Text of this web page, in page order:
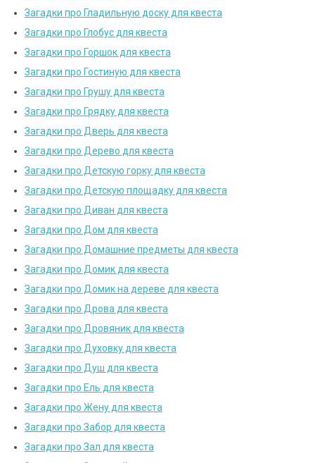
Загадки про Гладильную доску для квеста
Загадки про Глобус для квеста
Загадки про Горшок для квеста
Загадки про Гостиную для квеста
Загадки про Грушу для квеста
Загадки про Грядку для квеста
Загадки про Дверь для квеста
Загадки про Дерево для квеста
Загадки про Детскую горку для квеста
Загадки про Детскую площадку для квеста
Загадки про Диван для квеста
Загадки про Дом для квеста
Загадки про Домашние предметы для квеста
Загадки про Домик для квеста
Загадки про Домик на дереве для квеста
Загадки про Дрова для квеста
Загадки про Дровяник для квеста
Загадки про Духовку для квеста
Загадки про Душ для квеста
Загадки про Ель для квеста
Загадки про Жену для квеста
Загадки про Забор для квеста
Загадки про Зал для квеста